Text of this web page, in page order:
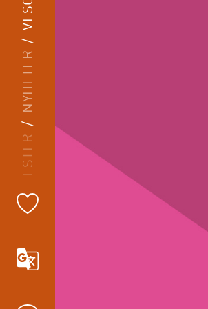
NORRBOTTENS KAMMARORKESTER
NYHETER